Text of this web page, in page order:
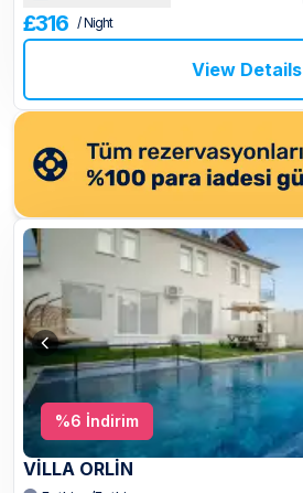
£316 / Night
View Details
%6 İndirim
VİLLA ORLİN